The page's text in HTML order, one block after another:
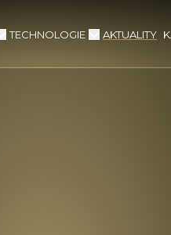
TECHNOLOGIE AKTUALITY